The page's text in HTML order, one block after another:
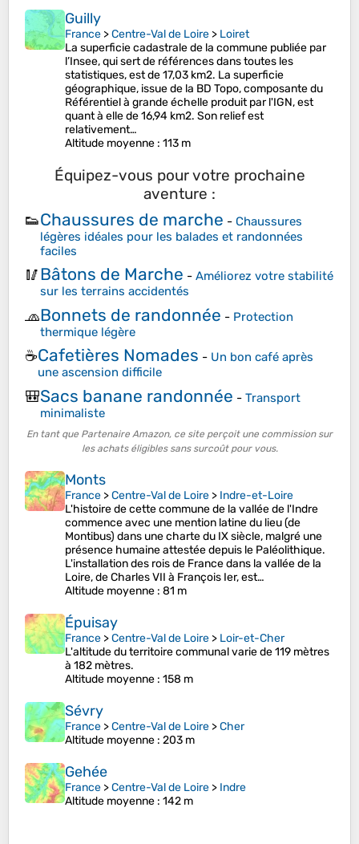
Guilly
France >Centre-Val de Loire > Loiret
La superficie cadastrale de la commune publiée par
l’Insee, qui sert de références dans toutes les
statistiques, est de 17,03 km2. La superficie
géographique, issue de la BD Topo, composante du
Référentiel à grande échelle produit par l'IGN, est
quant à elle de 16,94 km2. Son relief est
relativement…
Altitude moyenne : 113 m
Équipez-vous pour votre prochaine
aventure :
👟Chaussures de marche - Chaussures
légères idéales pour les balades et randonnées
faciles
🥢Bâtons de Marche - Améliorez votre stabilité
sur les terrains accidentés
🧢Bonnets de randonnée - Protection
thermique légère
☕Cafetières Nomades - Un bon café après
une ascension difficile
🎒Sacs banane randonnée - Transport
minimaliste
En tant que Partenaire Amazon, ce site perçoit une commission sur
les achats éligibles sans surcoût pour vous.
Monts
France >Centre-Val de Loire > Indre-et-Loire
L'histoire de cette commune de la vallée de l'Indre
commence avec une mention latine du lieu (de
Montibus) dans une charte du IX siècle, malgré une
présence humaine attestée depuis le Paléolithique.
L'installation des rois de France dans la vallée de la
Loire, de Charles VII à François Ier, est…
Altitude moyenne : 81 m
Épuisay
France >Centre-Val de Loire > Loir-et-Cher
L'altitude du territoire communal varie de 119 mètres
à 182 mètres.
Altitude moyenne : 158 m
Sévry
France >Centre-Val de Loire >Cher
Altitude moyenne : 203 m
Gehée
France >Centre-Val de Loire > Indre
Altitude moyenne : 142 m